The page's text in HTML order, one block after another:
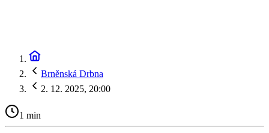
Brněnská Drbna
2. 12. 2025, 20:00
1 min